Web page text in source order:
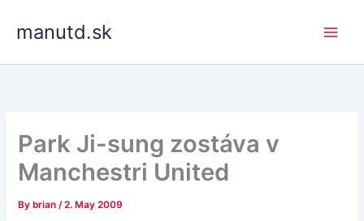
manutd.sk
Park Ji-sung zostáva v
Manchestri United
By brian/2. May 2009